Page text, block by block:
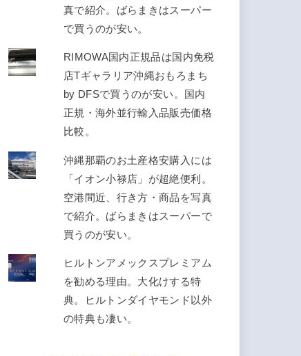
真で紹介。ばらまきはスーパー
で買うのが安い。
RIMOWA国内正規品は国内免税
店Tギャラリア沖縄おもろまち
by DFSで買うのが安い。国内
正規・海外並行輸入品販売価格
比較。
沖縄那覇のお土産格安購入には
「イオン小禄店」が超絶便利。
空港間近、行き方・商品を写真
で紹介。ばらまきはスーパーで
買うのが安い。
ヒルトンアメックスプレミアム
を勧める理由。大化けする特
典。ヒルトンダイヤモンド以外
の特典も凄い。